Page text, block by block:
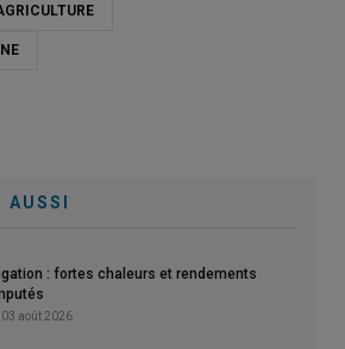
: fortes chaleurs et rendements
03 août 2026